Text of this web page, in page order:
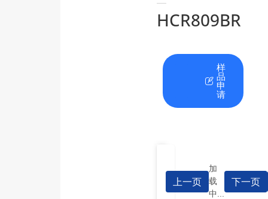
HCR809BR
料
下
样
品
申
请
上一页
加
载
中...
下一页